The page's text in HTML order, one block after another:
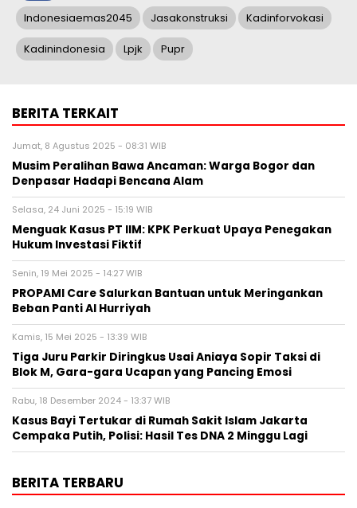
Indonesiaemas2045 Jasakonstruksi Kadinforvokasi
Kadinindonesia Lpjk Pupr
BERITA TERKAIT
Jumat, 8 Agustus 2025 - 08:31 WIB
Musim Peralihan Bawa Ancaman: Warga Bogor dan
Denpasar Hadapi Bencana Alam
Selasa, 24 Juni 2025 - 15:19 WIB
Menguak Kasus PT IIM: KPK Perkuat Upaya Penegakan
Hukum Investasi Fiktif
Senin, 19 Mei 2025 - 14:27 WIB
PROPAMI Care Salurkan Bantuan untuk Meringankan
Beban Panti Al Hurriyah
Kamis, 15 Mei 2025 - 13:39 WIB
Tiga Juru Parkir Diringkus Usai Aniaya Sopir Taksi di
Blok M, Gara-gara Ucapan yang Pancing Emosi
Rabu, 18 Desember 2024 - 13:37 WIB
Kasus Bayi Tertukar di Rumah Sakit Islam Jakarta
Cempaka Putih, Polisi: Hasil Tes DNA 2 Minggu Lagi
BERITA TERBARU